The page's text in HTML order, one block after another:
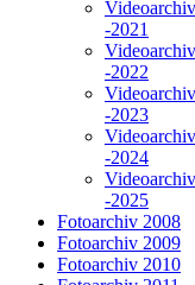
Videoarchiv
-2021
Videoarchiv
-2022
Videoarchiv
-2023
Videoarchiv
-2024
Videoarchiv
-2025
Fotoarchiv 2008
Fotoarchiv 2009
Fotoarchiv 2010